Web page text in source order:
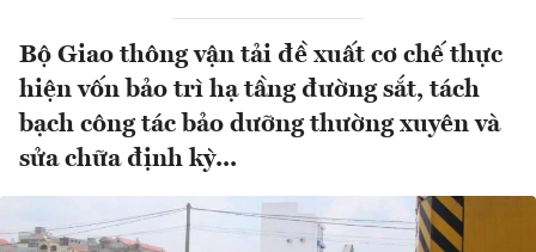
Bộ Giao thông vận tải đề xuất cơ chế thực
hiện vốn bảo trì hạ tầng đường sắt, tách
bạch công tác bảo dưỡng thường xuyên và
sửa chữa định kỳ...